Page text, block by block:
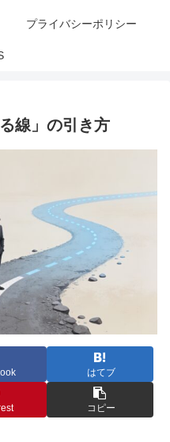
プライバシーポリシー
線」の引き方
はてブ
コピー